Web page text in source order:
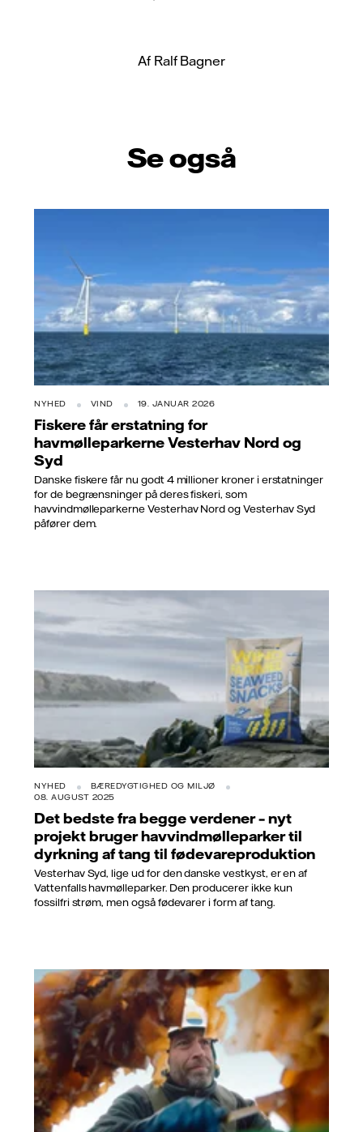
Af Ralf Bagner
Se også
NYHED VIND 19. JANUAR 2026
Fiskere får erstatning for
havmølleparkerne Vesterhav Nord og
Syd
Danske fiskere får nu godt 4 millioner kroner i erstatninger
for de begrænsninger på deres fiskeri, som
havvindmølleparkerne Vesterhav Nord og Vesterhav Syd
påfører dem.
NYHED
BÆREDYGTIGHED OG MILJØ
08. AUGUST 2025
Det bedste fra begge verdener – nyt
projekt bruger havvindmølleparker til
dyrkning af tang til fødevareproduktion
Vesterhav Syd, lige ud for den danske vestkyst, er en af
Vattenfalls havmølleparker. Den producerer ikke kun
fossilfri strøm, men også fødevarer i form af tang.